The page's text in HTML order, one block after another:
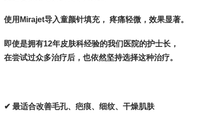
使用Mirajet导入童颜针填充， 疼痛轻微，效果显著。
即使是拥有12年皮肤科经验的我们医院的护士长，
在尝试过众多治疗后，也依然坚持选择这种治疗。
✔ 最适合改善毛孔、疤痕、细纹、干燥肌肤